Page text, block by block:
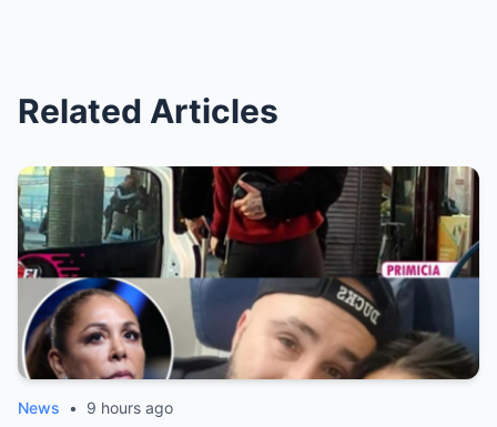
Related Articles
News • 9 hours ago